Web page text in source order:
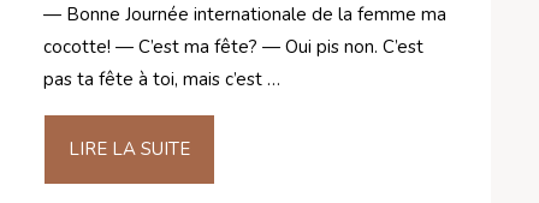
— Bonne Journée internationale de la femme ma
cocotte! — C’est ma fête? — Oui pis non. C’est
pas ta fête à toi, mais c’est …
LIRE LA SUITE